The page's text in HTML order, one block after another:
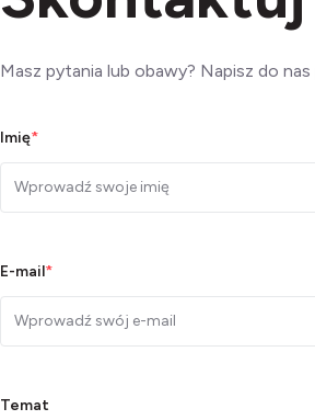
Masz pytania lub obawy? Napisz do
Imię*
E-mail*
Temat